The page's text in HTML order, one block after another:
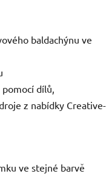
baldachýnu ve
dílů,
z nabídky Creative-
ve stejné barvě